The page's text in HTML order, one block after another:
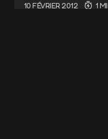
10 FÉVRIER 2012 1